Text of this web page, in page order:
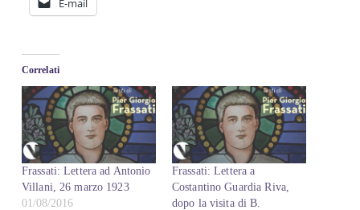
E-mail
Correlati
Frassati: Lettera ad Antonio
Villani, 26 marzo 1923
01/08/2016
Frassati: Lettera a
Costantino Guardia Riva,
dopo la visita di B.